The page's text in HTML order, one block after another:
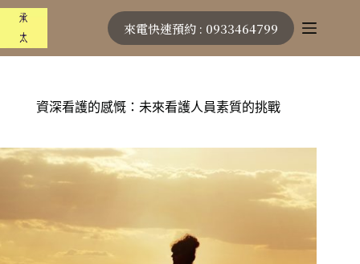
跳
主
來電快速預約 : 0933464799
資深看護的感慨：未來看護人員素質的挑戰